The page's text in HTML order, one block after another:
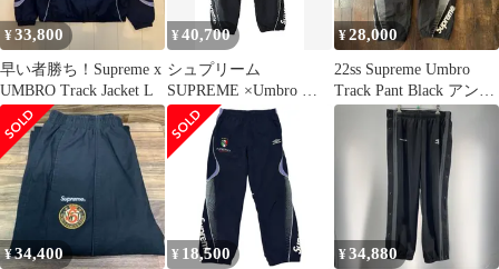
¥33,800
早い者勝ち！Supreme x
UMBRO Track Jacket L
¥40,700
シュプリーム
SUPREME ×Umbro ア
ンブロ 22SS Track Pant
ロゴ プリント トラック
パンツ ジャージ L 黒
ブラック ブランド古着
ベクトル 中古
☆AA★250323
¥28,000
22ss Supreme Umbro
Track Pant Black アンブ
ロ
¥34,400 ¥ 18,500 ¥34,880